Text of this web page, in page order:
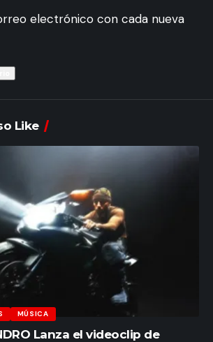
electrónico con cada nueva
Like
MÚSICA
Lanza el videoclip de